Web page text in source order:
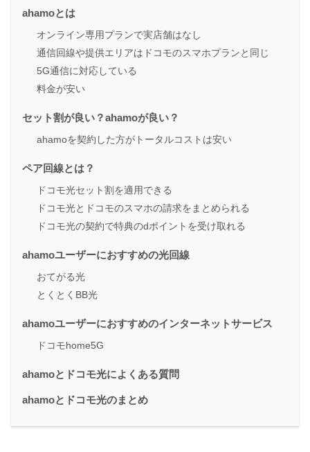
ahamoとは
オンライン専用プランで実店舗はなし
通信回線や提供エリアはドコモのスマホプランと同じ
5G通信に対応している
料金が安い
セット割が良い？ahamoが良い？
ahamoを契約した方がトータルコストは安い
ペア回線とは？
ドコモ光セット割を適用できる
ドコモ光とドコモのスマホの請求をまとめられる
ドコモ光の契約で特典のdポイントを受け取れる
ahamoユーザーにおすすめの光回線
おてがる光
とくとくBB光
ahamoユーザーにおすすめのインターネットサービス
ドコモhome5G
ahamoとドコモ光によくある質問
ahamoとドコモ光のまとめ